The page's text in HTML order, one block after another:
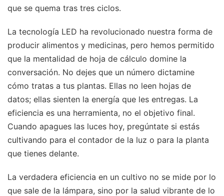
que se quema tras tres ciclos.
La tecnología LED ha revolucionado nuestra forma de
producir alimentos y medicinas, pero hemos permitido
que la mentalidad de hoja de cálculo domine la
conversación. No dejes que un número dictamine
cómo tratas a tus plantas. Ellas no leen hojas de
datos; ellas sienten la energía que les entregas. La
eficiencia es una herramienta, no el objetivo final.
Cuando apagues las luces hoy, pregúntate si estás
cultivando para el contador de la luz o para la planta
que tienes delante.
La verdadera eficiencia en un cultivo no se mide por lo
que sale de la lámpara, sino por la salud vibrante de lo